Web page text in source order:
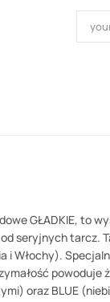
GŁADKIE, to
seryjnych tarcz.
i Włochy).
powoduje
oraz BLUE